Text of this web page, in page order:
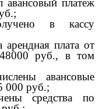
авансовый платеж
в кассу
арендная плата от
48000 руб., в том
авансовые
000 руб.;
средства по